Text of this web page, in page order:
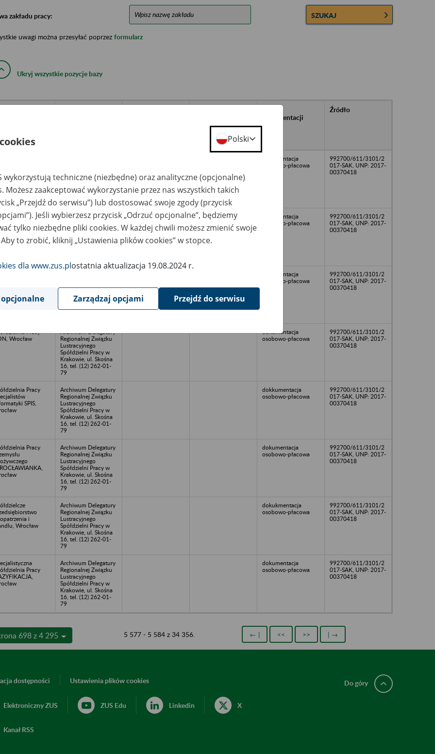
zakładu pracy: SZUKAJ
uwagi można przesyłać poprzez formularz
Ukryj wszystkie pozycje bazy
przechowywanej w
archiwach
państwowych
dokumentacji
Źródło
Spółdzielni Pracy w
Krakowie, ul. Skośna
16, tel. (12) 262-01-
dokumentacja
osobowo-płacowa
992700/611/3101/2
017-SAK, UNP: 2017-
00370418
Pracy
Pralniczych i
PRALENA,
Archiwum Delegatury
Regionalnej Związku
Lustracyjnego
Spółdzielni Pracy w
Krakowie, ul. Skośna
dokumentacja
osobowo-płacowa
992700/611/3101/2
017-SAK, UNP: 2017-
00370418
Lustracyjnego
Spółdzielni Pracy w
Krakowie, ul. Skośna
16, tel. (12) 262-01-
dokumentacja
osobowo-płacowa
992700/611/3101/2
017-SAK, UNP: 2017-
00370418
Pracy
Wrocław
Archiwum Delegatury
Regionalnej Związku
Lustracyjnego
Spółdzielni Pracy w
Krakowie, ul. Skośna
16, tel. (12) 262-01-
79
dokumentacja
osobowo-płacowa
992700/611/3101/2
017-SAK, UNP: 2017-
00370418
Pracy
SPIS,
Archiwum Delegatury
Regionalnej Związku
Lustracyjnego
Spółdzielni Pracy w
Krakowie, ul. Skośna
16, tel. (12) 262-01-
79
dokkumentacja
osobowo-płacowa
992700/611/3101/2
017-SAK, UNP: 2017-
00370418
Pracy
Archiwum Delegatury
Regionalnej Związku
Lustracyjnego
Spółdzielni Pracy w
Krakowie, ul. Skośna
16, tel. (12) 262-01-
79
dokumentacja
osobowo-płacowa
992700/611/3101/2
017-SAK, UNP: 2017-
00370418
i
Wrocław
Archiwum Delegatury
Regionalnej Związku
Lustracyjnego
Spółdzielni Pracy w
Krakowie, ul. Skośna
16, tel. (12) 262-01-
79
dokukmentacja
osobowo-płacowa
992700/611/3101/2
017-SAK, UNP: 2017-
00370418
Pracy
Archiwum Delegatury
Regionalnej Związku
Lustracyjnego
Spółdzielni Pracy w
Krakowie, ul. Skośna
16, tel. (12) 262-01-
79
dokumentacja
osobowo-płacowa
992700/611/3101/2
017-SAK, UNP: 2017-
00370418
698 z 4 295 5 577 - 5 584 z 34 356. ← | << >> | →
dostępności Ustawienia plików cookies
Elektroniczny ZUS ZUS Edu Linkedin X
Kanał RSS
Do góry
Polski
wykorzystują techniczne (niezbędne) oraz analityczne (opcjonalne)
Możesz zaakceptować wykorzystanie przez nas wszystkich takich
„Przejdź do serwisu”) lub dostosować swoje zgody (przycisk
Jeśli wybierzesz przycisk „Odrzuć opcjonalne”, będziemy
tylko niezbędne pliki cookies. W każdej chwili możesz zmienić swoje
to zrobić, kliknij „Ustawienia plików cookies” w stopce.
dla www.zus.plostatnia aktualizacja 19.08.2024 r.
Zarządzaj opcjami Przejdź do serwisu